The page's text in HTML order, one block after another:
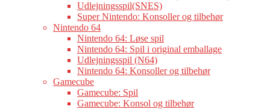
Udlejningsspil(SNES)
Super Nintendo: Konsoller og tilbehør
Nintendo 64
Nintendo 64: Løse spil
Nintendo 64: Spil i original emballage
Udlejningsspil (N64)
Nintendo 64: Konsoller og tilbehør
Gamecube
Gamecube: Spil
Gamecube: Konsol og tilbehør